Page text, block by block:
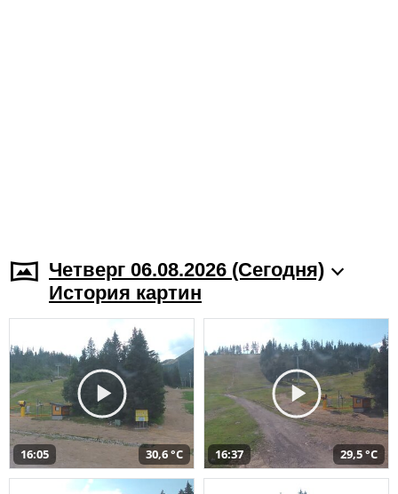
Четверг 06.08.2026 (Cегодня)
История картин
16:05 30,6 °C 16:37 29,5 °C